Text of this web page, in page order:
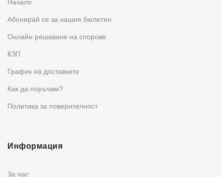
Начало
Абонирай се за нашия бюлетин
Oнлайн решаване на спорове
КЗП
График на доставките
Как да поръчам?
Политика за поверителност
Информация
За нас